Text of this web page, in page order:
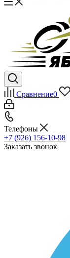
Сравнение0
Телефоны
+7 (926) 156-10-98
Заказать звонок